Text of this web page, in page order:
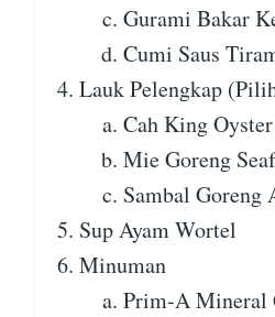
Gurami Bakar
Cumi Saus
Lauk Pelengkap
Cah King
Mie Goreng
Sambal Goreng
Sup Ayam Wortel
Minuman
Prim-A Mineral